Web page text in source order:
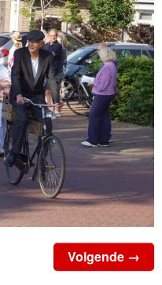
Volgende →